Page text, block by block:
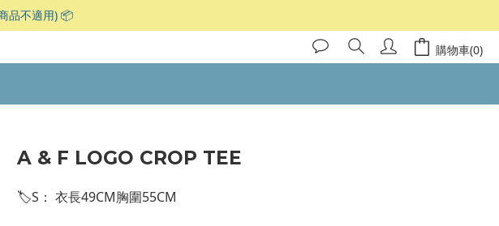
品不適用) 📦
購物車(0)
A & F LOGO CROP TEE
🏷S： 衣長49CM胸圍55CM